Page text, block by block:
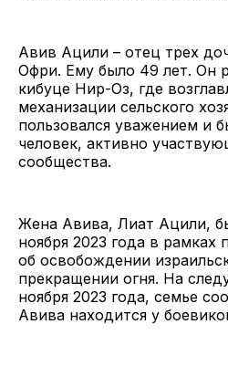
Авив Ацили – отец трех
Офри. Ему было 49 лет. Он
кибуце Нир-Оз, где
механизации сельского
пользовался уважением и
человек, активно
сообщества.
Жена Авива, Лиат Ацили,
ноября 2023 года в рамках
об освобождении
прекращении огня. На
ноября 2023 года, семье
Авива находится у